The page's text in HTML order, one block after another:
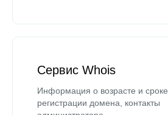
Сервис Whois
Информация о возрасте и сроке
регистрации домена, контакты